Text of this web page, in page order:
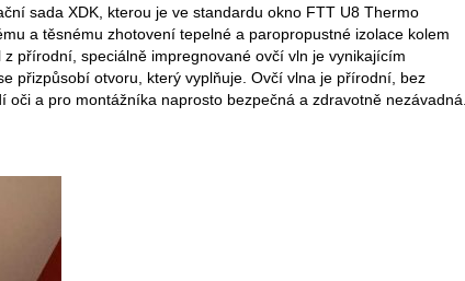
sada XDK, kterou je ve standardu okno FTT U8 Thermo
a těsnému zhotovení tepelné a paropropustné izolace kolem
přírodní, speciálně impregnované ovčí vln je vynikajícím
přizpůsobí otvoru, který vyplňuje. Ovčí vlna je přírodní, bez
a pro montážníka naprosto bezpečná a zdravotně nezávadná.